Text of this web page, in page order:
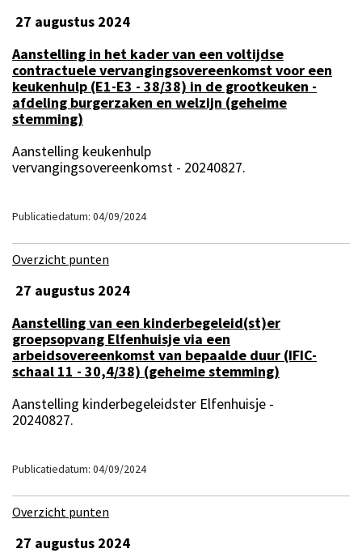
27 augustus 2024
Aanstelling in het kader van een voltijdse
contractuele vervangingsovereenkomst voor een
keukenhulp (E1-E3 - 38/38) in de grootkeuken -
afdeling burgerzaken en welzijn (geheime
stemming)
Aanstelling keukenhulp
vervangingsovereenkomst - 20240827.
Publicatiedatum: 04/09/2024
Overzicht punten
27 augustus 2024
Aanstelling van een kinderbegeleid(st)er
groepsopvang Elfenhuisje via een
arbeidsovereenkomst van bepaalde duur (IFIC-
schaal 11 - 30,4/38) (geheime stemming)
Aanstelling kinderbegeleidster Elfenhuisje -
20240827.
Publicatiedatum: 04/09/2024
Overzicht punten
27 augustus 2024